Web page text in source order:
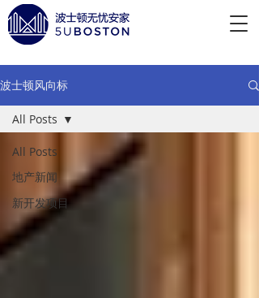
波士顿风向标
All Posts
地产新闻
新开发项目
All Posts